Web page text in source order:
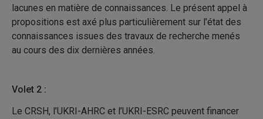
lacunes en matière de connaissances. Le présent appel à
propositions est axé plus particulièrement sur l’état des
connaissances issues des travaux de recherche menés
au cours des dix dernières années.
Volet 2 :
Le CRSH, l’UKRI-AHRC et l’UKRI-ESRC peuvent financer